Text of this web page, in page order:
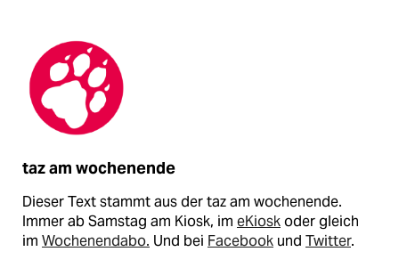
taz am wochenende
Dieser Text stammt aus der taz am wochenende.
Immer ab Samstag am Kiosk, im eKioskoder gleich
im Wochenendabo. Und bei Facebook und Twitter.